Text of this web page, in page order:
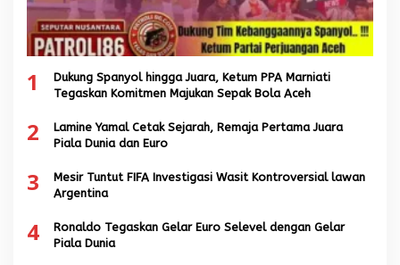
1
Dukung Spanyol hingga Juara, Ketum PPA Marniati
Tegaskan Komitmen Majukan Sepak Bola Aceh
2
Lamine Yamal Cetak Sejarah, Remaja Pertama Juara
Piala Dunia dan Euro
3
Mesir Tuntut FIFA Investigasi Wasit Kontroversial lawan
Argentina
4
Ronaldo Tegaskan Gelar Euro Selevel dengan Gelar
Piala Dunia